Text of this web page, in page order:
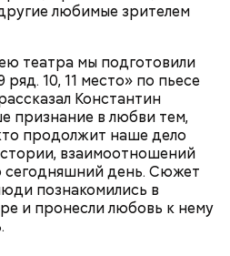
любимые зрителем
театра мы подготовили
10, 11 место» по пьесе
Константин
признание в любви тем,
продолжит наше дело
взаимоотношений
сегодняшний день. Сюжет
познакомились в
и пронесли любовь к нему
называют главным
одно из самых любимых
комплекс занимает
нему приятно совершить
цветущих клумб
активно. Например,
или самокатах по
раздражает. Место мне
Геннадий,